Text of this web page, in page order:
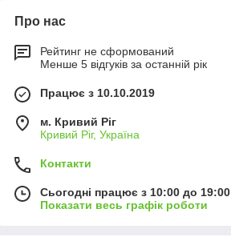
Про нас
Рейтинг не сформований
Менше 5 відгуків за останній рік
Працює з 10.10.2019
м. Кривий Ріг
Кривий Ріг, Україна
Контакти
Сьогодні працює з 10:00 до 19:00
Показати весь графік роботи